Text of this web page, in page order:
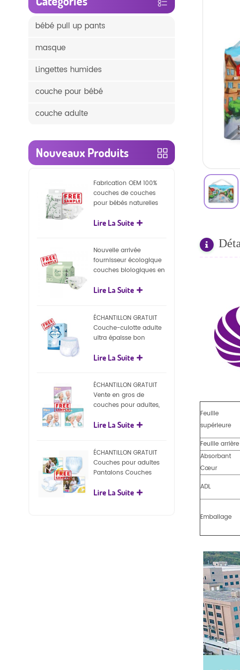
Feuille
supérieure
Feuille arrière
Absorbant
Cœur
ADL
Emballage
bébé pull up pants
masque
Lingettes humides
couche pour bébé
couche adulte
Nouveaux Produits
Fabrication OEM 100%
couches de couches
pour bébés naturelles
écologiques
Lire La Suite
Nouvelle arrivée
fournisseur écologique
couches biologiques en
biodégradables pour
Lire La Suite
ÉCHANTILLON GRATUIT
Couche-culotte adulte
ultra épaisse bon
jetable pour adulte
Lire La Suite
ÉCHANTILLON GRATUIT
Vente en gros de
couches pour adultes,
adultes
Lire La Suite
ÉCHANTILLON GRATUIT
Couches pour adultes
Pantalons Couches
pour adultes
Lire La Suite